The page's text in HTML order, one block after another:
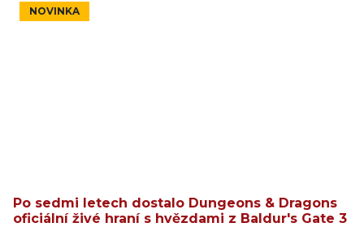
NOVINKA
Po sedmi letech dostalo Dungeons & Dragons
oficiální živé hraní s hvězdami z Baldur's Gate 3